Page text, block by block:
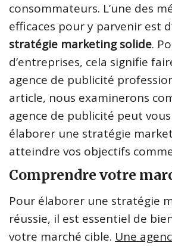
consommateurs. L’une des
efficaces pour y parvenir est
stratégie marketing solide.
d’entreprises, cela signifie
agence de publicité
article, nous examinerons
agence de publicité peut
élaborer une stratégie
atteindre vos objectifs
Comprendre votre
Pour élaborer une stratégie
réussie, il est essentiel de
votre marché cible. Une